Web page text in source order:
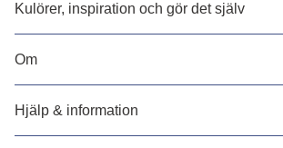
Kulörer, inspiration och gör det själv
Om
Hjälp & information